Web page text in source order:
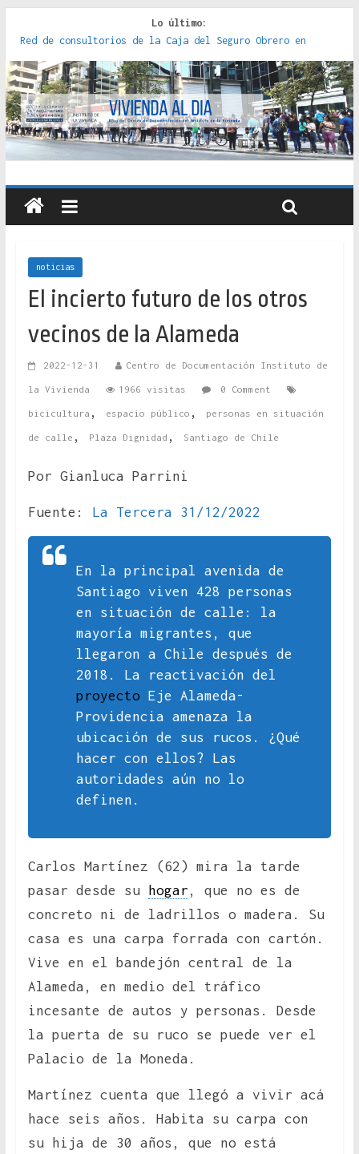
Lo último:
Red de consultorios de la Caja del Seguro Obrero en
Santiago : un patrimonio emblemático [2014]
Genocidios indígenas en América Latina [2023]
Estudios sobre la espacialización de los Estados :
políticas, prácticas y representaciones [2022]
Donde el pedernal choca con el acero : hacia una teoría
crítica de las fronteras latinoamericanas [2020]
Criterios técnicos para una vivienda adecuada [2019]
noticias
El incierto futuro de los otros
vecinos de la Alameda
2022-12-31 Centro de Documentación Instituto de
la Vivienda 1966 visitas 0 Comment
bicicultura , espacio público , personas en situación
de calle , Plaza Dignidad , Santiago de Chile
Por Gianluca Parrini
Fuente: La Tercera 31/12/2022
En la principal avenida de
Santiago viven 428 personas
en situación de calle: la
mayoría migrantes, que
llegaron a Chile después de
2018. La reactivación del
proyecto Eje Alameda-
Providencia amenaza la
ubicación de sus rucos. ¿Qué
hacer con ellos? Las
autoridades aún no lo
definen.
Carlos Martínez (62) mira la tarde
pasar desde su
hogar , que no es de
concreto ni de ladrillos o madera. Su
casa es una carpa forrada con cartón.
Vive en el bandejón central de la
Alameda, en medio del tráfico
incesante de autos y personas. Desde
la puerta de su ruco se puede ver el
Palacio de la Moneda.
Martínez cuenta que llegó a vivir acá
hace seis años. Habita su carpa con
su hija de 30 años, que no está